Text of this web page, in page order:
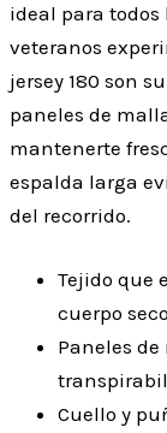
ideal para
veteranos
jersey 180 son
paneles de
mantenerte
espalda larga
del recorrido.
Tejido que
cuerpo
Paneles
Cuello y